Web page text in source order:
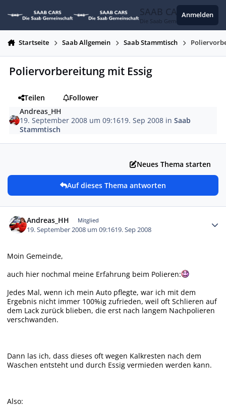
SAAB CARS
Die Saab Gemeinschaft
Anmelden
Startseite Saab Allgemein Saab Stammtisch
Poliervorbereitung mit Essig
Teilen
Follower
Andreas_HH
19. September 2008 um 09:1619. Sep 2008 inSaab
Stammtisch
Neues Thema starten
Auf dieses Thema antworten
Andreas_HH Mitglied
19. September 2008 um 09:1619. Sep 2008
Moin Gemeinde,
auch hier nochmal meine Erfahrung beim Polieren:
Jedes Mal, wenn ich mein Auto pflegte, war ich mit dem
Ergebnis nicht immer 100%ig zufrieden, weil oft Schlieren auf
dem Lack zurück blieben, die erst nach langem Nachpolieren
verschwanden.
Dann las ich, dass dieses oft wegen Kalkresten nach dem
Waschen entsteht und durch Essig vermieden werden kann.
Also: